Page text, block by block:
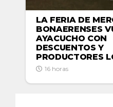
LA FERIA DE
BONAERENSES
AYACUCHO CON
DESCUENTOS Y
PRODUCTORES
16 horas